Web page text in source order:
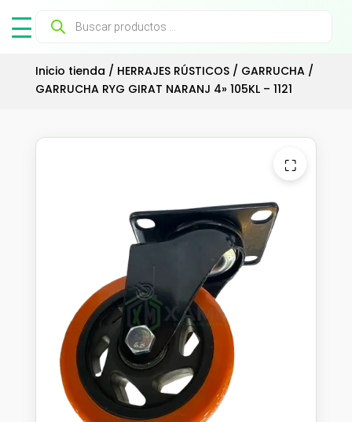
Búsqueda
productos
Inicio tienda / HERRAJES RÚSTICOS/ GARRUCHA/
GARRUCHA RYG GIRAT NARANJ 4» 105KL – 1121
⛶